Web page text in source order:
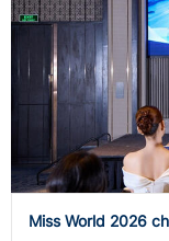
Miss World 2026